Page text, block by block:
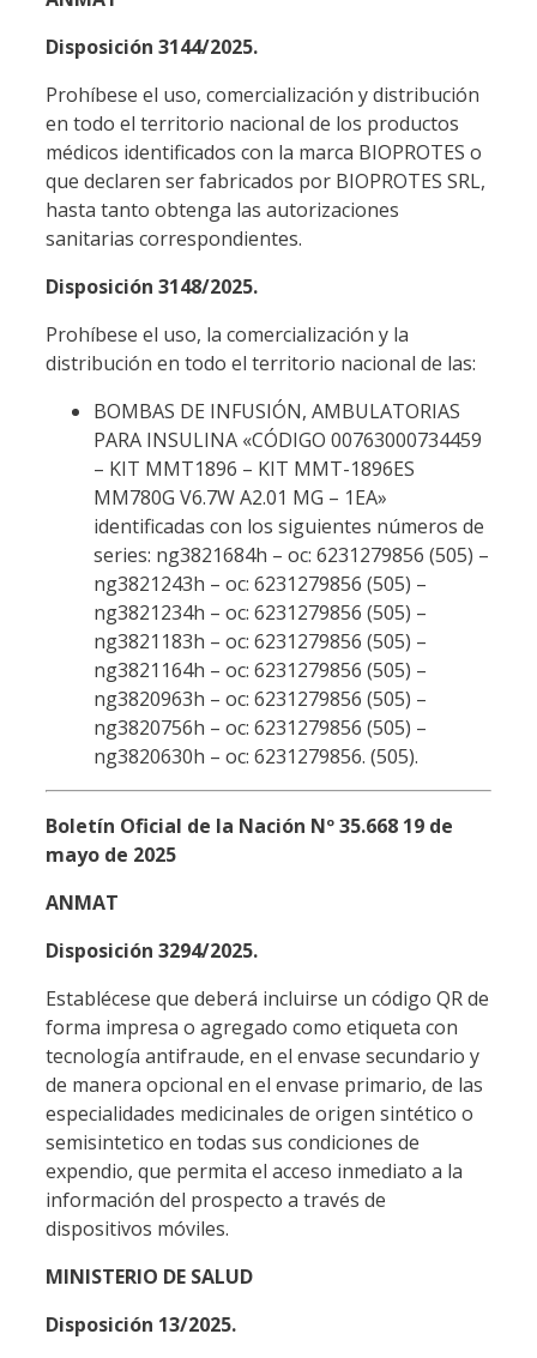
Disposición 3144/2025.
Prohíbese el uso, comercialización y distribución
en todo el territorio nacional de los productos
médicos identificados con la marca BIOPROTES o
que declaren ser fabricados por BIOPROTES SRL,
hasta tanto obtenga las autorizaciones
sanitarias correspondientes.
Disposición 3148/2025.
Prohíbese el uso, la comercialización y la
distribución en todo el territorio nacional de las:
BOMBAS DE INFUSIÓN, AMBULATORIAS
PARA INSULINA «CÓDIGO 00763000734459
– KIT MMT1896 – KIT MMT-1896ES
MM780G V6.7W A2.01 MG – 1EA»
identificadas con los siguientes números de
series: ng3821684h – oc: 6231279856 (505) –
ng3821243h – oc: 6231279856 (505) –
ng3821234h – oc: 6231279856 (505) –
ng3821183h – oc: 6231279856 (505) –
ng3821164h – oc: 6231279856 (505) –
ng3820963h – oc: 6231279856 (505) –
ng3820756h – oc: 6231279856 (505) –
ng3820630h – oc: 6231279856. (505).
Boletín Oficial de la Nación Nº 35.668 19 de
mayo de 2025
ANMAT
Disposición 3294/2025.
Establécese que deberá incluirse un código QR de
forma impresa o agregado como etiqueta con
tecnología antifraude, en el envase secundario y
de manera opcional en el envase primario, de las
especialidades medicinales de origen sintético o
semisintetico en todas sus condiciones de
expendio, que permita el acceso inmediato a la
información del prospecto a través de
dispositivos móviles.
MINISTERIO DE SALUD
Disposición 13/2025.